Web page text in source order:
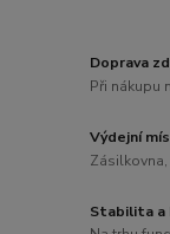
Doprava
Při nákupu
Výdejní
Stabilita a